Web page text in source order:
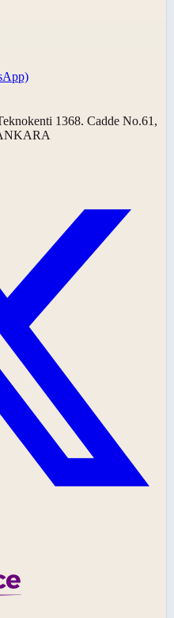
1368. Cadde No.61,